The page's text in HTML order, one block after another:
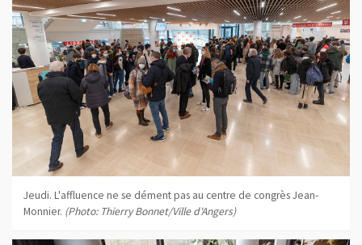
Jeudi. L'affluence ne se dément pas au centre de congrès Jean-
Monnier. (Photo: Thierry Bonnet/Ville d'Angers)